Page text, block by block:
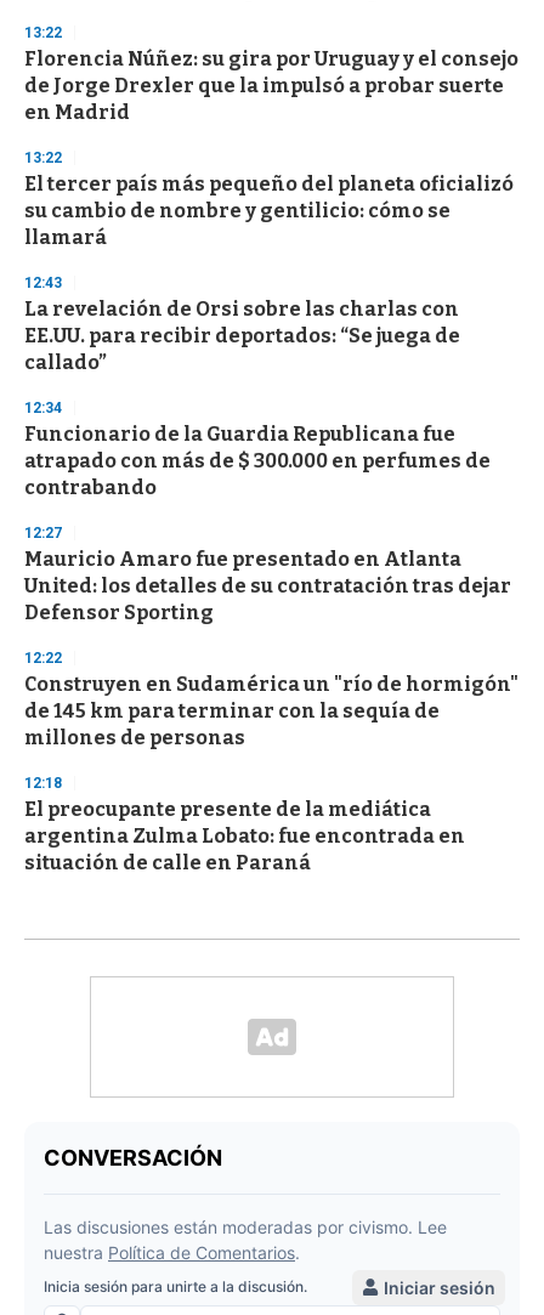
3
s
e
c
o
d
s
13:22
Florencia Núñez: su gira por Uruguay y el consejo
de Jorge Drexler que la impulsó a probar suerte
en Madrid
13:22
El tercer país más pequeño del planeta oficializó
su cambio de nombre y gentilicio: cómo se
llamará
12:43
La revelación de Orsi sobre las charlas con
EE.UU. para recibir deportados: “Se juega de
callado”
12:34
Funcionario de la Guardia Republicana fue
atrapado con más de $ 300.000 en perfumes de
contrabando
12:27
Mauricio Amaro fue presentado en Atlanta
United: los detalles de su contratación tras dejar
Defensor Sporting
12:22
Construyen en Sudamérica un "río de hormigón"
de 145 km para terminar con la sequía de
millones de personas
12:18
El preocupante presente de la mediática
argentina Zulma Lobato: fue encontrada en
situación de calle en Paraná